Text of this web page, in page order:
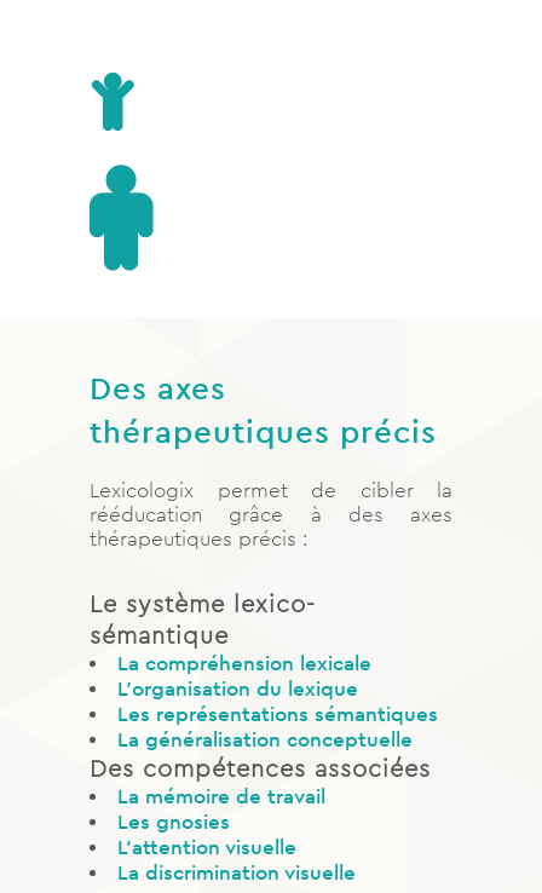
Des axes
thérapeutiques précis
Lexicologix permet de cibler la
rééducation grâce à des axes
thérapeutiques précis :
Le système lexico-
sémantique
La compréhension lexicale
L’organisation du lexique
Les représentations sémantiques
La généralisation conceptuelle
Des compétences associées
La mémoire de travail
Les gnosies
L’attention visuelle
La discrimination visuelle